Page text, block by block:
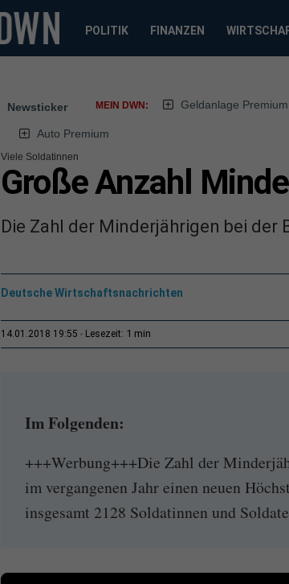
POLITIK FINANZEN
Newsticker MEIN DWN: Geldanlage Premium
Auto Premium
Viele Soldatinnen
Große Anzahl
Die Zahl der Minderjährigen bei
Deutsche Wirtschaftsnachrichten
14.01.2018 19:55 Lesezeit: 1 min
Im Folgenden:
+++Werbung+++Die Zahl der
im vergangenen Jahr einen neuen
insgesamt 2128 Soldatinnen und